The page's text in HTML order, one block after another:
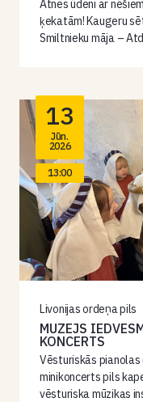
Atnes ūdeni ar
ķekatām! Kaugeru
Smiltnieku māja –
13
Jūn.
2026
13:00
Livonijas ordeņa pils
MUZEJS
KONCERTS
Vēsturiskās pianolas
minikoncerts pils
vēsturiska mūzikas